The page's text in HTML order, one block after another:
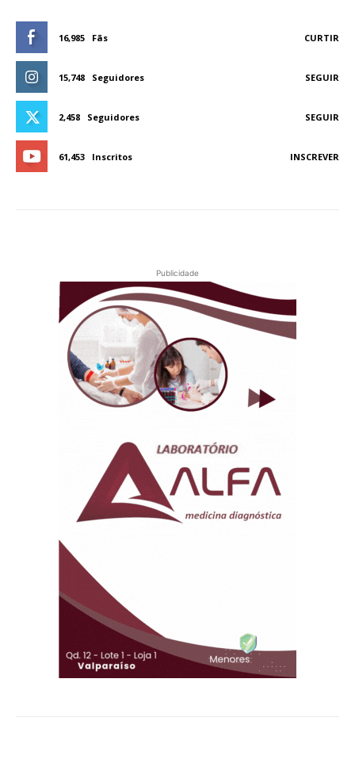
16,985 Fãs CURTIR
15,748 Seguidores SEGUIR
2,458 Seguidores SEGUIR
61,453 Inscritos INSCREVER
Publicidade